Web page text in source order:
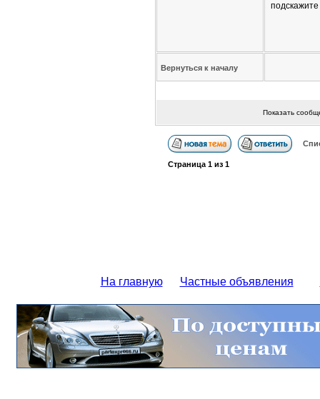
Вернуться к началу
Показать
Страница 1из 1
На главную Частные объявления